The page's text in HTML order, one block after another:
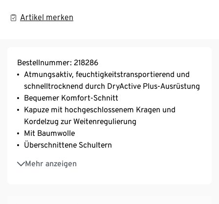
Artikel merken
Bestellnummer: 218286
Atmungsaktiv, feuchtigkeitstransportierend und
schnelltrocknend durch DryActive Plus-Ausrüstung
Bequemer Komfort-Schnitt
Kapuze mit hochgeschlossenem Kragen und
Kordelzug zur Weitenregulierung
Mit Baumwolle
Überschnittene Schultern
Mehr anzeigen
Frontreissverschluss mit Untertritt
2 Eingrifftaschen